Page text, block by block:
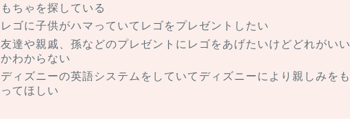
もちゃを探している
レゴに子供がハマっていてレゴをプレゼントしたい
友達や親戚、孫などのプレゼントにレゴをあげたいけどどれがいい
かわからない
ディズニーの英語システムをしていてディズニーにより親しみをも
ってほしい